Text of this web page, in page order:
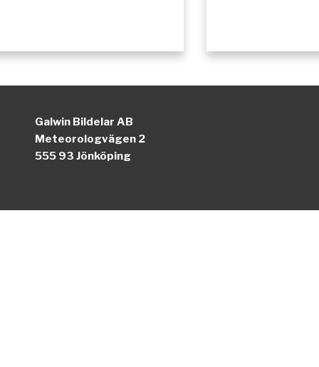
Galwin Bildelar AB
Meteorologvägen 2
555 93 Jönköping